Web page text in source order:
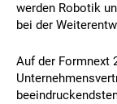
werden Robotik
bei der
Auf der Formnext